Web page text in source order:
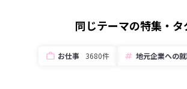
同じテーマの特集・タ
お仕事 3680件 地元企業への